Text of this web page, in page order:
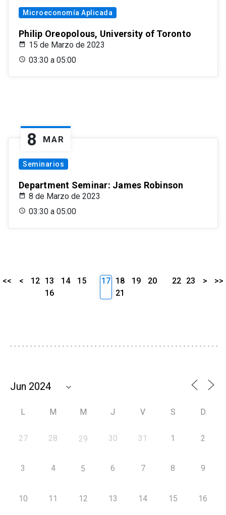
Microeconomía Aplicada
Philip Oreopolous, University of Toronto
15 de Marzo de 2023
03:30 a 05:00
8 MAR
Seminarios
Department Seminar: James Robinson
8 de Marzo de 2023
03:30 a 05:00
<< < 12 13 14
15
16
17 18 19
20
21
22 23 > >>
L M M J V S D
27 28 29 30 31 1 2
3 4 5 6 7 8 9
10 11 12 13 14 15 16